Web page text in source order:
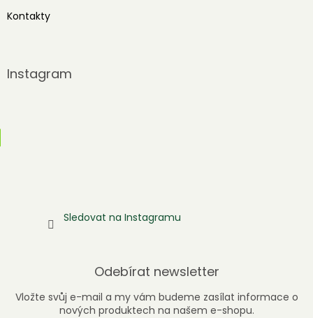
Kontakty
Instagram
Sledovat na Instagramu
Odebírat newsletter
Vložte svůj e-mail a my vám budeme zasílat informace o
nových produktech na našem e-shopu.